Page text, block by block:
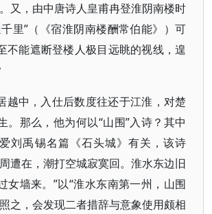
又，由中唐诗人皇甫冉登淮阴南楼时
里”（《宿淮阴南楼酬常伯能》）可
不能遮断登楼人极目远眺的视线，遑
越中，入仕后数度往还于江淮，对楚
。那么，他为何以“山围”入诗？其中
刘禹锡名篇《石头城》有关，该诗
遭在，潮打空城寂寞回。淮水东边旧
女墙来。”以“淮水东南第一州，山围
之，会发现二者措辞与意象使用颇相